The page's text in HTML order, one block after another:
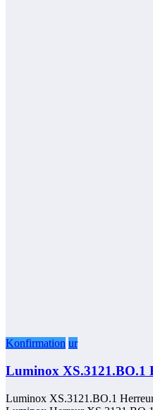
Konfirmation ur
Luminox XS.3121.BO.1
Luminox XS.3121.BO.1